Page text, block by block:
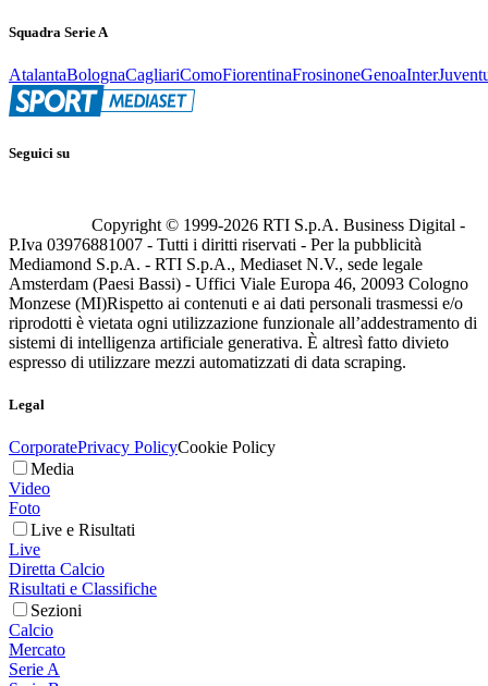
Squadra Serie A
AtalantaBolognaCagliariComoFiorentinaFrosinoneGenoaInter
Seguici su
Copyright © 1999-2026 RTI S.p.A. Business Digital -
P.Iva 03976881007 - Tutti i diritti riservati - Per la pubblicità
Mediamond S.p.A. - RTI S.p.A., Mediaset N.V., sede legale
Amsterdam (Paesi Bassi) - Uffici Viale Europa 46, 20093 Cologno
Monzese (MI)Rispetto ai contenuti e ai dati personali trasmessi e/o
riprodotti è vietata ogni utilizzazione funzionale all’addestramento di
sistemi di intelligenza artificiale generativa. È altresì fatto divieto
espresso di utilizzare mezzi automatizzati di data scraping.
Legal
CorporatePrivacy PolicyCookie Policy
Media
Video
Foto
Live e Risultati
Live
Diretta Calcio
Risultati e Classifiche
Sezioni
Calcio
Mercato
Serie A